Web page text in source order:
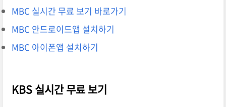
MBC 실시간 무료 보기 바로가기
MBC 안드로이드앱 설치하기
MBC 아이폰앱 설치하기
KBS 실시간 무료 보기